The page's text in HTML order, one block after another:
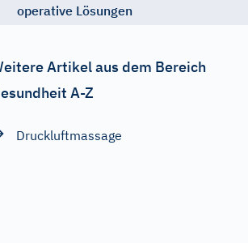
operative Lösungen
Artikel aus dem Bereich
A-Z
Druckluftmassage